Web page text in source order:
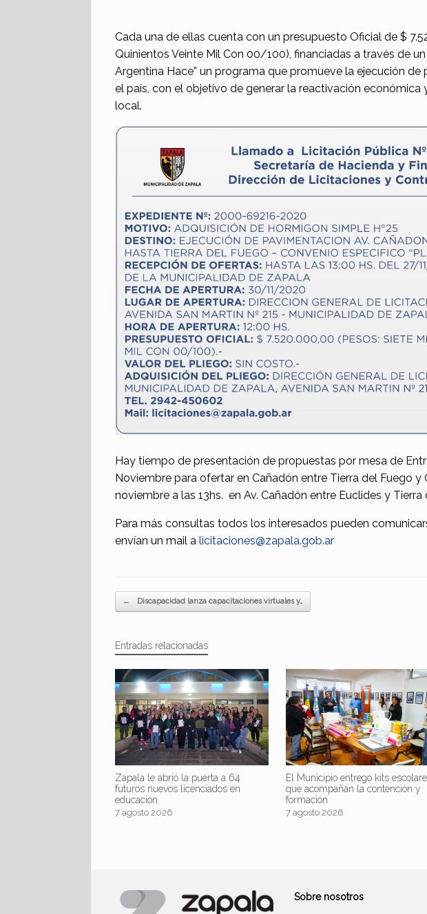
Cada una de ellas cuenta con un presupuesto Oficial de $
Quinientos Veinte Mil Con 00/100), financiadas a través de
Argentina Hace” un programa que promueve la ejecución
el país, con el objetivo de generar la reactivación económica
local.
Hay tiempo de presentación de propuestas por mesa de
Noviembre para ofertar en Cañadón entre Tierra del Fuego
noviembre a las 13hs. en Av. Cañadón entre Euclides y Tierra
Para más consultas todos los interesados pueden
envían un mail a licitaciones@zapala.gob.ar
Navegador de artículos
← Discapacidad lanza capacitaciones virtuales y…
Entradas relacionadas
Zapala le abrió la puerta a 64
futuros nuevos licenciados en
educación
7 agosto 2026
El Municipio entregó kits
que acompañan la contención y
formación
7 agosto 2026
Sobre nosotros